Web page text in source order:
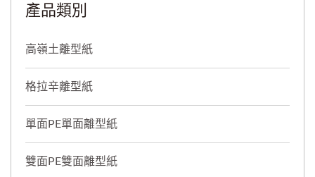
產品類別
高嶺土離型紙
格拉辛離型紙
單面PE單面離型紙
雙面PE雙面離型紙